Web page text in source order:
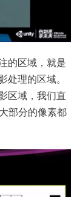
的区域，就是
处理的区域。
区域，我们直
部分的像素都